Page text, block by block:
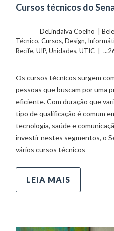
Cursos técnicos do
	    	DeLindalva Coelho  |
Técnico, Cursos, Design,
Recife, UIP, Unidades, UTIC
|
Os cursos técnicos surgem
pessoas que buscam por uma
eficiente. Com duração que
tipo de qualificação é comum
tecnologia, saúde e
investir nestes segmentos, o
vários cursos técnicos
LEIA MAIS